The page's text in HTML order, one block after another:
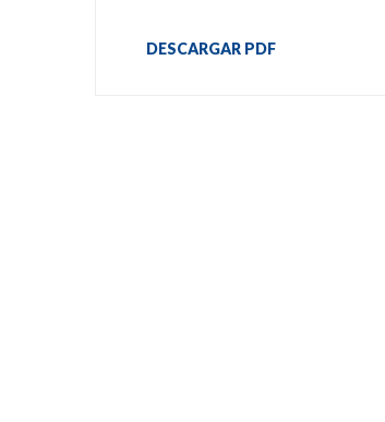
DESCARGAR PDF